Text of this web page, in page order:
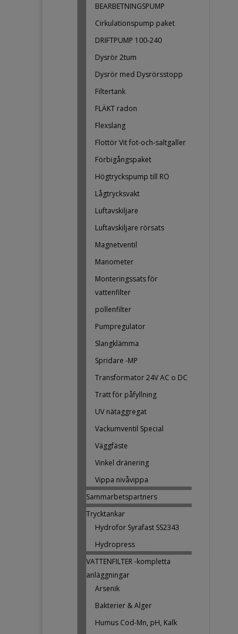
BEARBETNINGSPUMP
Cirkulationspump paket
DRIFTPUMP 100-240
Dysrör 2tum
Dysrör med Dysrörsstopp
Filtertank
FLÄKT radon
Flexslang
Flottör Vit fot-och-saltgaller
Förbigångspaket
Högtryckspump till RO
Lågtrycksvakt
Luftavskiljare
Luftavskiljare rörsats
Magnetventil
Manometer
Monteringssats för
vattenfilter
pollenfilter
Pumpregulator
Slangklämma
Spridare -MP
Transformator 24V AC o DC
Tratt för påfyllning
UV nätaggregat
Vackumventil Special
Väggfäste
Vinkel dränering
Vippa nivåvippa
Sammarbetspartners
Trycktankar
Hydrofor Syrafast SS2343
Hydropress
VATTENFILTER -kompletta
anläggningar
Arsenik
Bakterier & Alger
Humus Cod-Mn, pH, Kalk